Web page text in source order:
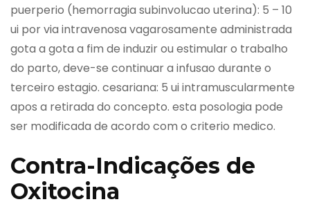
puerperio (hemorragia subinvolucao uterina): 5 – 10
ui por via intravenosa vagarosamente administrada
gota a gota a fim de induzir ou estimular o trabalho
do parto, deve-se continuar a infusao durante o
terceiro estagio. cesariana: 5 ui intramuscularmente
apos a retirada do concepto. esta posologia pode
ser modificada de acordo com o criterio medico.
Contra-Indicações de
Oxitocina